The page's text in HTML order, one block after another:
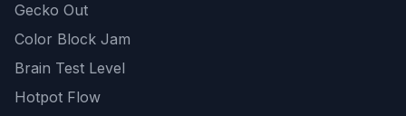
Gecko Out
Color Block Jam
Brain Test Level
Hotpot Flow